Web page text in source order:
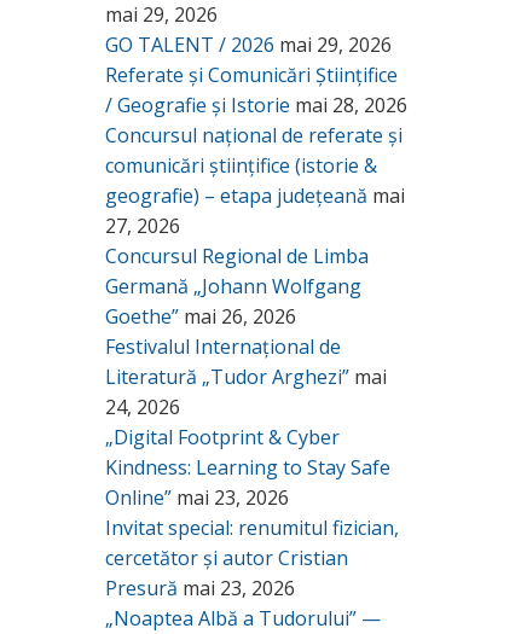
mai 29, 2026
GO TALENT / 2026 mai 29, 2026
Referate și Comunicări Științifice
/ Geografie și Istorie mai 28, 2026
Concursul național de referate și
comunicări științifice (istorie &
geografie) – etapa județeană mai
27, 2026
Concursul Regional de Limba
Germană „Johann Wolfgang
Goethe” mai 26, 2026
Festivalul Internațional de
Literatură „Tudor Arghezi” mai
24, 2026
„Digital Footprint & Cyber
Kindness: Learning to Stay Safe
Online” mai 23, 2026
Invitat special: renumitul fizician,
cercetător și autor Cristian
Presură mai 23, 2026
„Noaptea Albă a Tudorului” —